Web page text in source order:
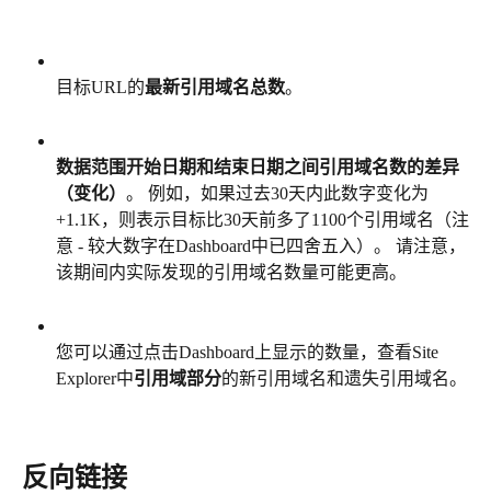
目标URL的最新引用域名总数。
数据范围开始日期和结束日期之间引用域名数的差异
（变化） 。 例如，如果过去30天内此数字变化为
+1.1K，则表示目标比30天前多了1100个引用域名（注
意 - 较大数字在Dashboard中已四舍五入）。 请注意，
该期间内实际发现的引用域名数量可能更高。
您可以通过点击Dashboard上显示的数量，查看Site
Explorer中引用域部分的新引用域名和遗失引用域名。
反向链接